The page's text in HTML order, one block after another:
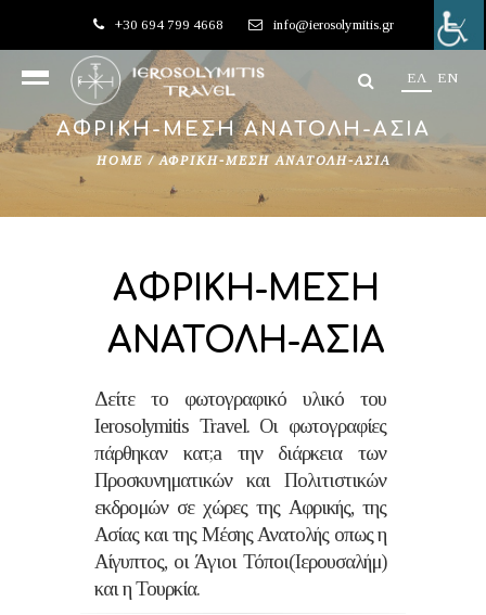
+30 694 799 4668 info@ierosolymitis.gr
EΛ EN
ΑΦΡΙΚΗ-ΜΕΣΗ ΑΝΑΤΟΛΗ-ΑΣΙΑ
HOME /ΑΦΡΙΚΗ-ΜΕΣΗ ΑΝΑΤΟΛΗ-ΑΣΙΑ
ΑΦΡΙΚΗ-ΜΕΣΗ
ΑΝΑΤΟΛΗ-ΑΣΙΑ
Δείτε το φωτογραφικό υλικό του
Ierosolymitis Travel. Οι φωτογραφίες
πάρθηκαν κατ;a την διάρκεια των
Προσκυνηματικών και Πολιτιστικών
εκδρομών σε χώρες της Αφρικής, της
Ασίας και της Μέσης Ανατολής οπως η
Αίγυπτος, οι Άγιοι Τόποι(Ιερουσαλήμ)
και η Τουρκία.